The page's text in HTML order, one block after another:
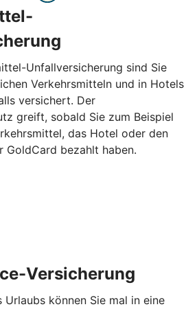
Unfallversicherung sind Sie
Verkehrsmitteln und in Hotels
versichert. Der
greift, sobald Sie zum Beispiel
das Hotel oder den
GoldCard bezahlt haben.
Versicherung
Urlaubs können Sie mal in eine